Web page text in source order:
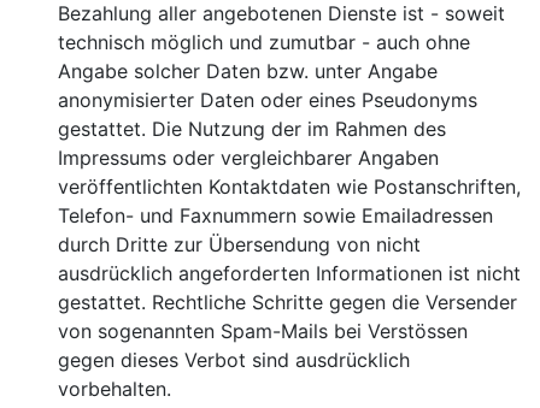
Bezahlung aller angebotenen Dienste ist - soweit
technisch möglich und zumutbar - auch ohne
Angabe solcher Daten bzw. unter Angabe
anonymisierter Daten oder eines Pseudonyms
gestattet. Die Nutzung der im Rahmen des
Impressums oder vergleichbarer Angaben
veröffentlichten Kontaktdaten wie Postanschriften,
Telefon- und Faxnummern sowie Emailadressen
durch Dritte zur Übersendung von nicht
ausdrücklich angeforderten Informationen ist nicht
gestattet. Rechtliche Schritte gegen die Versender
von sogenannten Spam-Mails bei Verstössen
gegen dieses Verbot sind ausdrücklich
vorbehalten.